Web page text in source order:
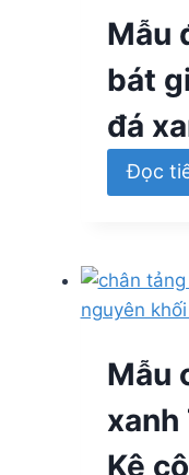
Mẫu
bát
đá
Đọc
Mẫu
xanh
Kê